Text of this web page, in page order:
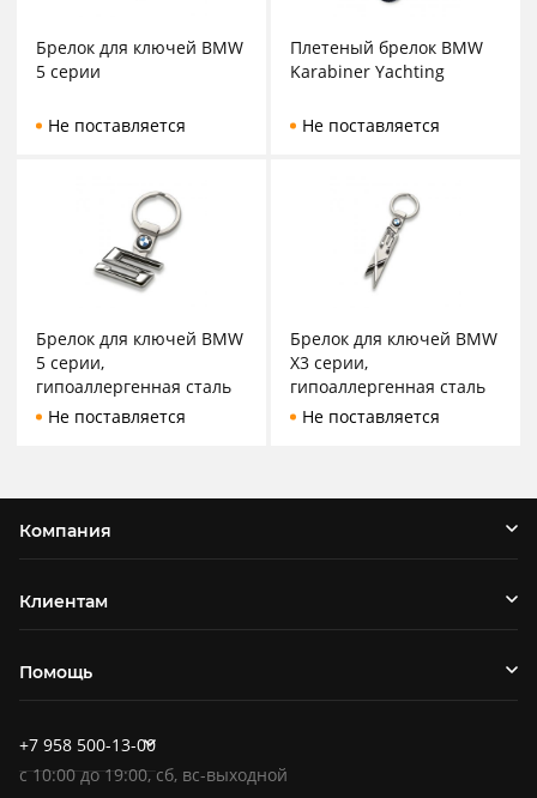
Брелок для ключей BMW
5 серии
Не поставляется
Плетеный брелок BMW
Karabiner Yachting
Не поставляется
Брелок для ключей BMW
5 серии,
гипоаллергенная сталь
Не поставляется
Брелок для ключей BMW
X3 серии,
гипоаллергенная сталь
Не поставляется
Компания
Клиентам
Помощь
+7 958 500-13-00
c10:00до19:00, сб, вс-выходной